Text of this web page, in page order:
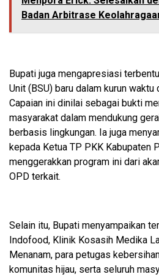
Badan Arbitrase
Bupati juga mengapresiasi
Unit (BSU) baru dalam kurun waktu
Capaian ini dinilai sebagai bukti
masyarakat dalam mendukung
berbasis lingkungan. Ia juga
kepada Ketua TP PKK Kabupaten
menggerakkan program ini dari
OPD terkait.
Selain itu, Bupati menyampaikan
Indofood, Klinik Kosasih Medika
Menanam, para petugas
komunitas hijau, serta seluruh